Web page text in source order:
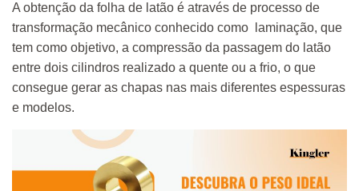
A obtenção da folha de latão é através de processo de
transformação mecânico conhecido como laminação, que
tem como objetivo, a compressão da passagem do latão
entre dois cilindros realizado a quente ou a frio, o que
consegue gerar as chapas nas mais diferentes espessuras
e modelos.